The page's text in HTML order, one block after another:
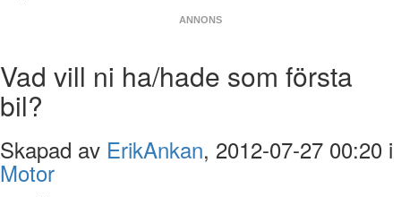
ANNONS
Vad vill ni ha/hade som första
bil?
Skapad av ErikAnkan, 2012-07-27 00:20 i
Motor